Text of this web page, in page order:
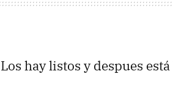
Los hay listos y despues